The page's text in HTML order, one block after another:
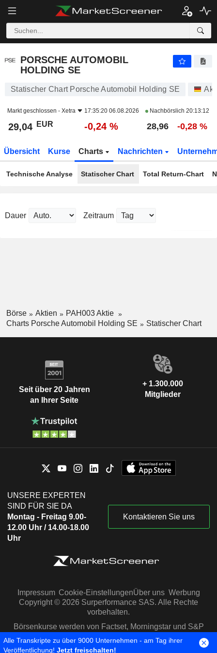
PORSCHE AUTOMOBIL
HOLDING SE
Statischer Chart Porsche Automobil Holding SE
Markt geschlossen - Xetra 17:35:20 06.08.2026 Nachbörslich 20:13:12
29,04 EUR -0,24 % 28,96 -0,28 %
Übersicht Kurse Charts Nachrichten
Technische Analyse Statischer Chart Total Return-Chart
Dauer Zeitraum
Börse Aktien
PAH003 Aktie
Charts Porsche Automobil Holding SE
Statischer Chart
Seit über 20 Jahren
an Ihrer Seite
+ 1.300.000
Mitglieder
UNSERE EXPERTEN
SIND FÜR SIE DA
Montag - Freitag 9.00-
12.00 Uhr / 14.00-18.00
Uhr
Kontaktieren Sie uns
Impressum Cookie-EinstellungenÜber uns Werbung
Copyright © 2026 Surperformance SAS. Alle Rechte
vorbehalten.
Börsenkurse werden von Factset, Morningstar und S&P
Capital IQ zur Verfügung gestellt
Alle Transkripte zu über 9000 Unternehmen - am Tag ihrer
Veröffentlichung! Jetzt freischalten!